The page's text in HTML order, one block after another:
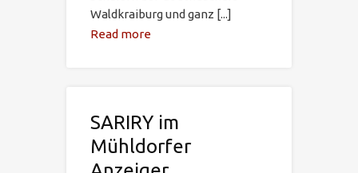
Waldkraiburg und ganz [...]
Read more
SARIRY im
Mühldorfer